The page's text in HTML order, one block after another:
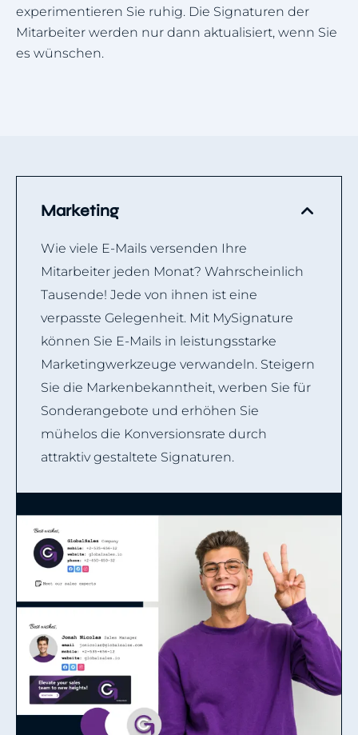
experimentieren Sie ruhig. Die Signaturen der
Mitarbeiter werden nur dann aktualisiert, wenn Sie
es wünschen.
Marketing
Wie viele E-Mails versenden Ihre
Mitarbeiter jeden Monat? Wahrscheinlich
Tausende! Jede von ihnen ist eine
verpasste Gelegenheit. Mit MySignature
können Sie E-Mails in leistungsstarke
Marketingwerkzeuge verwandeln. Steigern
Sie die Markenbekanntheit, werben Sie für
Sonderangebote und erhöhen Sie
mühelos die Konversionsrate durch
attraktiv gestaltete Signaturen.